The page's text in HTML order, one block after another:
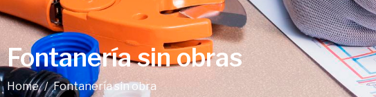
Fontanería sin obras
Home Fontanería sin obra